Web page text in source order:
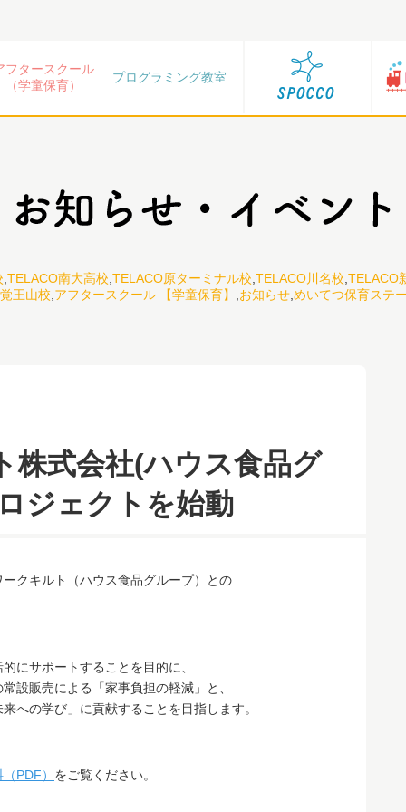
フタースクール
（学童保育）
プログラミング教室
TELACO南大高校 TELACO原ターミナル校 TELACO川名校 TELACO
王山校 アフタースクール 【学童保育】 お知らせ めいてつ保育ステ
株式会社(ハウス食品グ
ジェクトを始動
クキルト（ハウス食品グループ）との
にサポートすることを目的に、
設販売による「家事負担の軽減」と、
への学び」に貢献することを目指します。
PDF） をご覧ください。